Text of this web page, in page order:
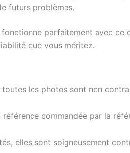
futurs problèmes.
parfaitement avec
que vous méritez.
les photos sont non
commandée par la
elles sont soigneusement